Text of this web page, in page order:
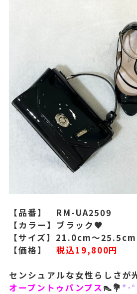
【品番】 RM-UA2509
【カラー】ブラック🖤
【サイズ】21.0cm～25.5cm
【価格】 税込19,800円
センシュアルな女性らしさが
オープントゥパンプス 👠💐 *･°